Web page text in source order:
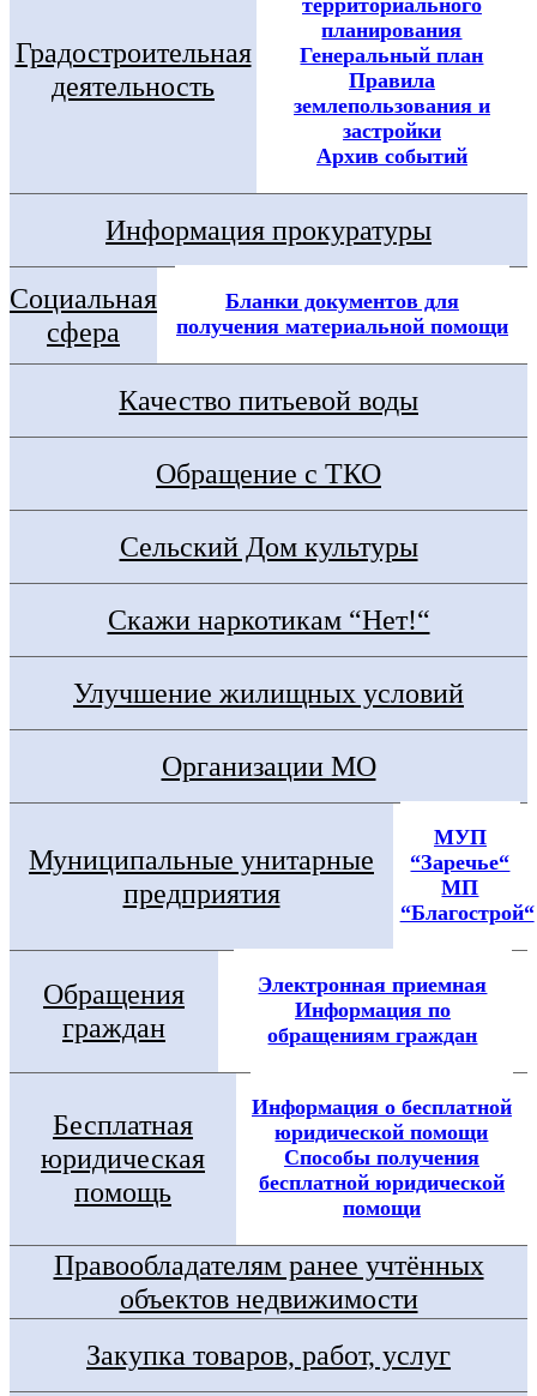
Градостроительная
деятельность
планирования
Генеральный план
Правила
землепользования и
застройки
Архив событий
Информация прокуратуры
Социальная
сфера
Бланки документов для
получения материальной помощи
Качество питьевой воды
Обращение с ТКО
Сельский Дом культуры
Скажи наркотикам “Нет!“
Улучшение жилищных условий
Организации МО
Муниципальные унитарные
предприятия
МУП
“Заречье“
МП
“Благострой“
Обращения
граждан
Электронная приемная
Информация по
обращениям граждан
Бесплатная
юридическая
помощь
Информация о бесплатной
юридической помощи
Способы получения
бесплатной юридической
помощи
Правообладателям ранее учтённых
объектов недвижимости
Закупка товаров, работ, услуг